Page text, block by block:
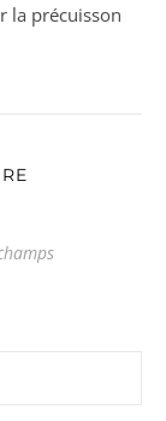
la précuisson